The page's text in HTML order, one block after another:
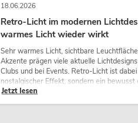
18.06.2026
Retro-Licht im modernen
warmes Licht wieder wirkt
Sehr warmes Licht, sichtbare
Akzente prägen viele aktuelle
Clubs und bei Events. Retro-Licht ist
nostalgischer Effekt, sondern ein bewusst
Gestaltungsmittel: Es schafft Atmosphäre,
Jetzt lesen